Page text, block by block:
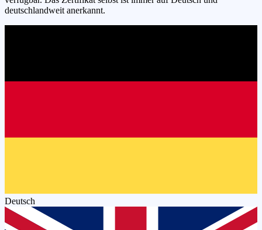
deutschlandweit anerkannt.
Deutsch